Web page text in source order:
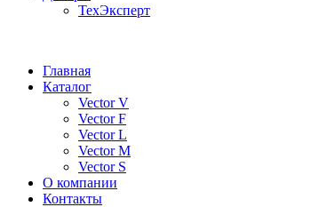
ТехЭксперт
Главная
Каталог
Vector V
Vector F
Vector L
Vector M
Vector S
О компании
Контакты